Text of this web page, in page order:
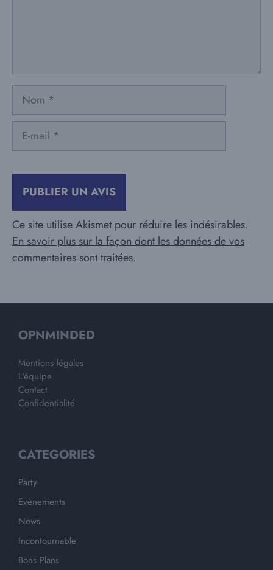
Nom
mail
Ce site utilise Akismet pour réduire les indésirables.
En savoir plus sur la façon dont les données de vos
commentaires sont traitées.
OPNMINDED
Mentions légales
L'équipe
Contact
Confidentialité
CATEGORIES
Party
Evènements
News
Incontournable
Bons Plans